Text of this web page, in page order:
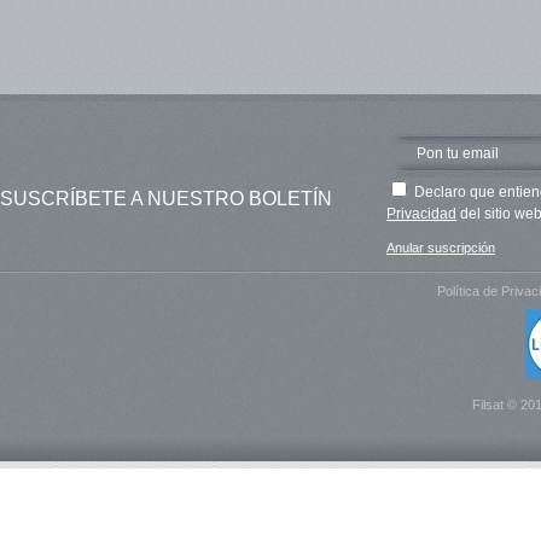
SUSCRÍBETE A NUESTRO BOLETÍN
Declaro que
Privacidad del sitio
Anular suscripción
Política de
Filsat ©